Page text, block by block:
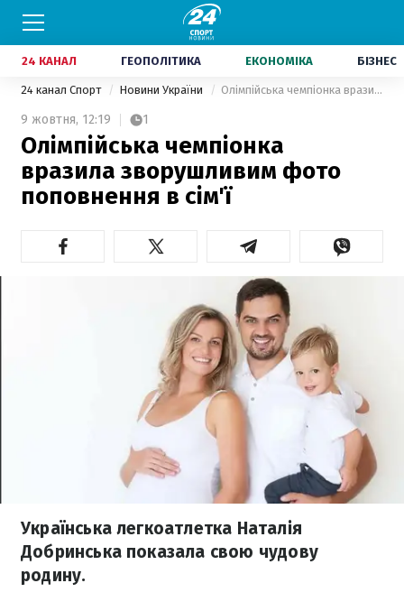
24 КАНАЛ ГЕОПОЛІТИКА ЕКОНОМІКА БІЗНЕС
24 канал Спорт Новини України Олімпійська чемпіонка вразила зворушливим фото поповнення в сім'ї
9 жовтня, 12:19 1
Олімпійська чемпіонка
вразила зворушливим фото
поповнення в сім'ї
Українська легкоатлетка Наталія
Добринська показала свою чудову
родину.